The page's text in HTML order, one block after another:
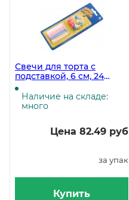
Свечи для торта с
подставкой, 6 см, 24
штуки в упаковке
Наличие на складе:
много
Цена 82.49 руб
за упак
Купить